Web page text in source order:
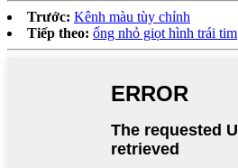
Trước: Kênh màu tùy chỉnh
Tiếp theo: ống nhỏ giọt hình trái tim